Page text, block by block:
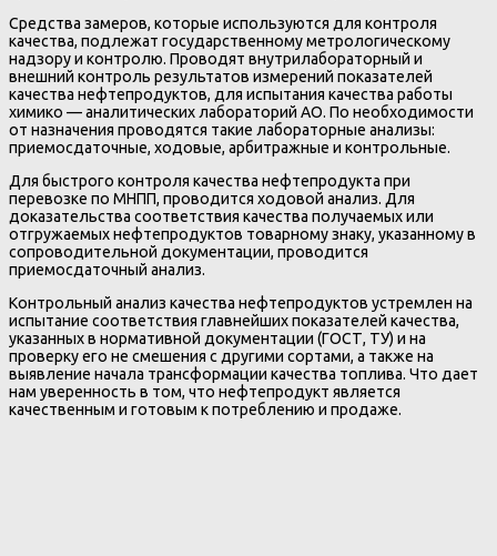
Средства замеров, которые используются для контроля
качества, подлежат государственному метрологическому
надзору и контролю. Проводят внутрилабораторный и
внешний контроль результатов измерений показателей
качества нефтепродуктов, для испытания качества работы
химико — аналитических лабораторий АО. По необходимости
от назначения проводятся такие лабораторные анализы:
приемосдаточные, ходовые, арбитражные и контрольные.
Для быстрого контроля качества нефтепродукта при
перевозке по МНПП, проводится ходовой анализ. Для
доказательства соответствия качества получаемых или
отгружаемых нефтепродуктов товарному знаку, указанному в
сопроводительной документации, проводится
приемосдаточный анализ.
Контрольный анализ качества нефтепродуктов устремлен на
испытание соответствия главнейших показателей качества,
указанных в нормативной документации (ГОСТ, ТУ) и на
проверку его не смешения с другими сортами, а также на
выявление начала трансформации качества топлива. Что дает
нам уверенность в том, что нефтепродукт является
качественным и готовым к потреблению и продаже.